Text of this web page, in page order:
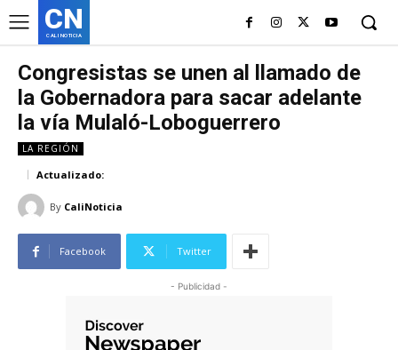
CN
CALI NOTICIA
Congresistas se unen al llamado de
la Gobernadora para sacar adelante
la vía Mulaló-Loboguerrero
LA REGIÓN
Actualizado:
By CaliNoticia
Facebook Twitter
- Publicidad -